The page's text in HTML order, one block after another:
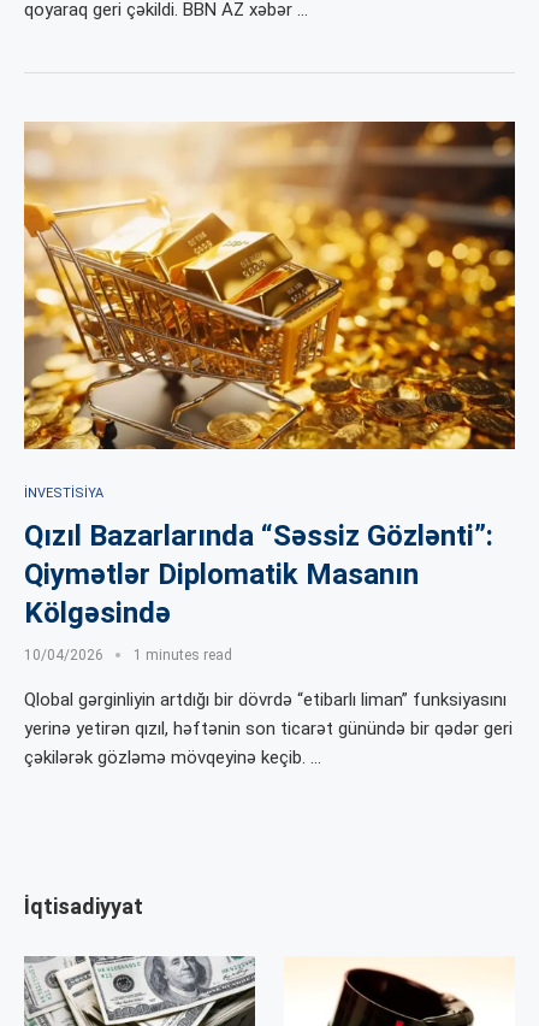
qoyaraq geri çəkildi. BBN AZ xəbər …
İNVESTISIYA
Qızıl Bazarlarında “Səssiz Gözlənti”:
Qiymətlər Diplomatik Masanın
Kölgəsində
10/04/2026 1 minutes read
Qlobal gərginliyin artdığı bir dövrdə “etibarlı liman” funksiyasını
yerinə yetirən qızıl, həftənin son ticarət günündə bir qədər geri
çəkilərək gözləmə mövqeyinə keçib. …
İqtisadiyyat